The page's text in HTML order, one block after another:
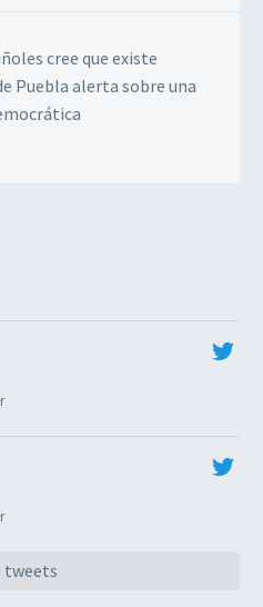
cree que existe
Puebla alerta sobre una
tweets